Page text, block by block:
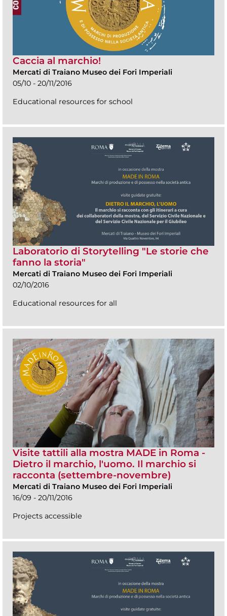
Caccia al marchio!
Mercati di Traiano Museo dei Fori Imperiali
05/10 - 20/11/2016
Educational resources for school
Laboratorio di Storytelling "Le storie che
fanno la storia"
Mercati di Traiano Museo dei Fori Imperiali
02/10/2016
Educational resources for all
Visite tattili alla mostra MADE in Roma -
Dietro il marchio, l'uomo. Il marchio si
racconta (settembre-novembre)
Mercati di Traiano Museo dei Fori Imperiali
16/09 - 20/11/2016
Projects accessible